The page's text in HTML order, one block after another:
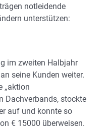
notleidende
unterstützen:
im zweiten Halbjahr
seine Kunden weiter.
„aktion
Dachverbands, stockte
auf und konnte so
€ 15000 überweisen.